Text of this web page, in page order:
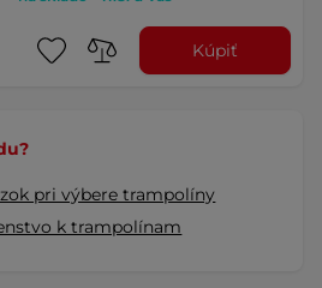
Kúpiť
pri výbere trampolíny
k trampolínam